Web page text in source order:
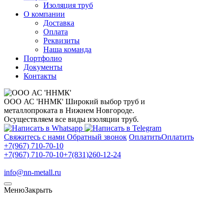
Изоляция труб
О компании
Доставка
Оплата
Реквизиты
Наша команда
Портфолио
Документы
Контакты
ООО АС 'ННМК' Широкий выбор труб и
металлопроката в Нижнем Новгороде.
Осуществляем все виды изоляции труб.
Свяжитесь с нами Обратный звонок ОплатитьОплатить
+7(967) 710-70-10
+7(967) 710-70-10+7(831)260-12-24
info@nn-metall.ru
МенюЗакрыть